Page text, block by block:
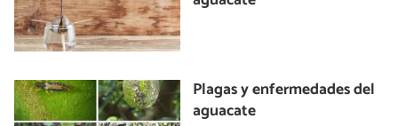
Plagas y enfermedades del
aguacate